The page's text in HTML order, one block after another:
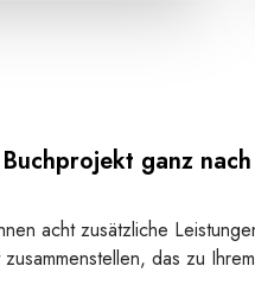
ganz
acht zusätzliche
das zu